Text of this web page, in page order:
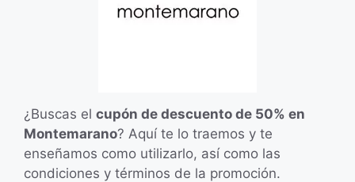
¿Buscas el cupón de descuento de 50% en
Montemarano? Aquí te lo traemos y te
enseñamos como utilizarlo, así como las
condiciones y términos de la promoción.